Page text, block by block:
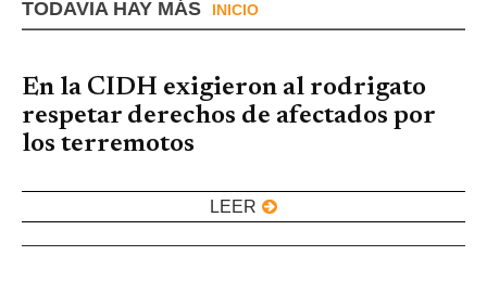
TODAVIA HAY MÁS INICIO
En la CIDH exigieron al rodrigato
respetar derechos de afectados por
los terremotos
LEER